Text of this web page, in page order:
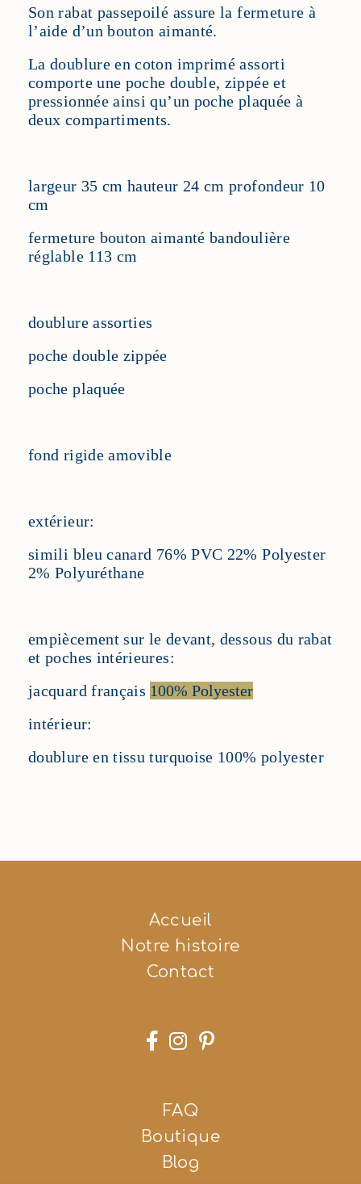
Son rabat passepoilé assure la fermeture à
l’aide d’un bouton aimanté.
La doublure en coton imprimé assorti
comporte une poche double, zippée et
pressionnée ainsi qu’un poche plaquée à
deux compartiments.
largeur 35 cm hauteur 24 cm profondeur 10
cm
fermeture bouton aimanté bandoulière
réglable 113 cm
doublure assorties
poche double zippée
poche plaquée
fond rigide amovible
extérieur:
simili bleu canard 76% PVC 22% Polyester
2% Polyuréthane
empiècement sur le devant, dessous du rabat
et poches intérieures:
jacquard français 100% Polyester
intérieur:
doublure en tissu turquoise 100% polyester
Accueil
Notre histoire
Contact
  
FAQ
Boutique
Blog